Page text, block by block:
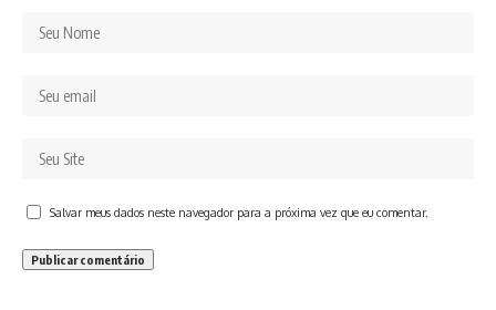
Salvar meus dados neste navegador para a próxima vez que eu comentar.